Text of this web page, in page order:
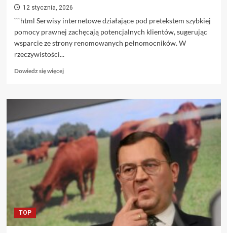
12 stycznia, 2026
```html Serwisy internetowe działające pod pretekstem szybkiej
pomocy prawnej zachęcają potencjalnych klientów, sugerując
wsparcie ze strony renomowanych pełnomocników. W
rzeczywistości...
Dowiedz się więcejDowiedz
o
Nielegalne
prawne
i
kradzież
tożsamości
adwokatów:
Nowe
oblicze
oszustw
TOP